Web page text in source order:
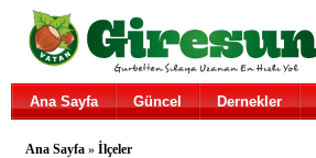
Ana Sayfa Güncel Dernekler
Ana Sayfa » İlçeler